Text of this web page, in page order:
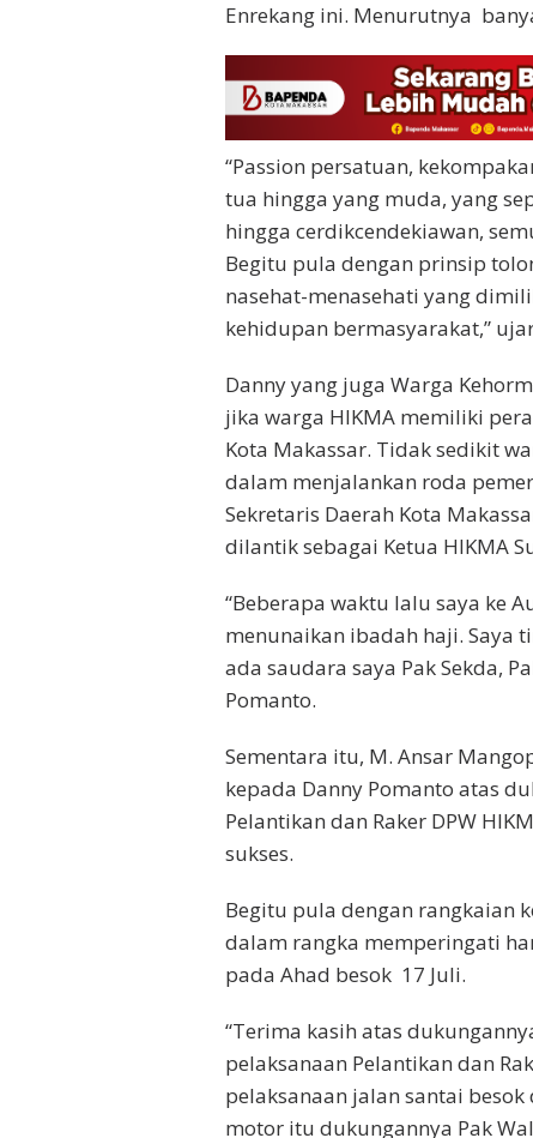
Enrekang ini. Menurutnya
“Passion persatuan,
tua hingga yang muda, yang
hingga cerdikcendekiawan,
Begitu pula dengan prinsip
nasehat-menasehati yang
kehidupan bermasyarakat,”
Danny yang juga Warga
jika warga HIKMA memiliki
Kota Makassar. Tidak sedikit
dalam menjalankan roda
Sekretaris Daerah Kota
dilantik sebagai Ketua HIKMA
“Beberapa waktu lalu saya ke
menunaikan ibadah haji. Saya
ada saudara saya Pak Sekda,
Pomanto.
Sementara itu, M. Ansar
kepada Danny Pomanto atas
Pelantikan dan Raker DPW
sukses.
Begitu pula dengan rangkaian
dalam rangka memperingati
pada Ahad besok 17 Juli.
“Terima kasih atas
pelaksanaan Pelantikan dan
pelaksanaan jalan santai
motor itu dukungannya Pak